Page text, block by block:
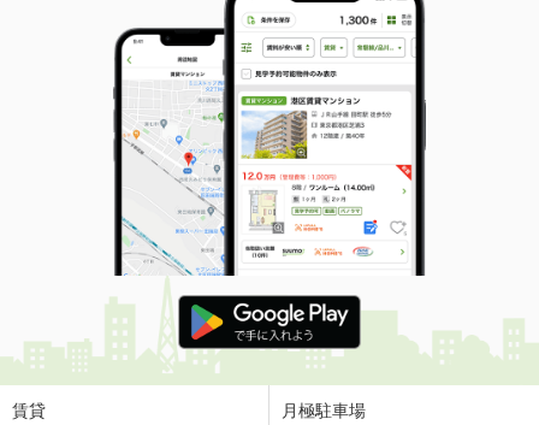
賃貸 月極駐車場